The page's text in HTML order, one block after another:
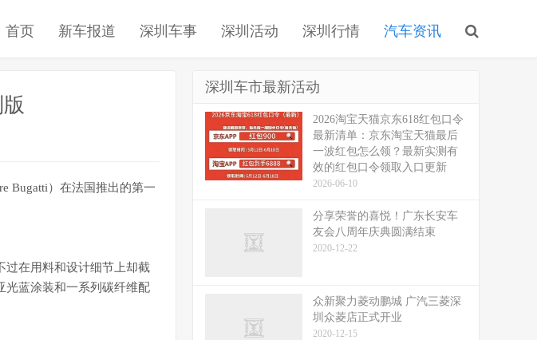
首页 新车报道 深圳车事 深圳活动 深圳行情 汽车资讯
Bugatti）在法国推出的第一
过在用料和设计细节上却截
光蓝涂装和一系列碳纤维配
深圳车市最新活动
2026淘宝天猫京东618红包口令
最新清单：京东淘宝天猫最后
一波红包怎么领？最新实测有
效的红包口令领取入口更新
2026-06-10
分享荣誉的喜悦！广东长安车
友会八周年庆典圆满结束
2020-12-22
众新聚力菱动鹏城 广汽三菱深
圳众菱店正式开业
2020-12-15